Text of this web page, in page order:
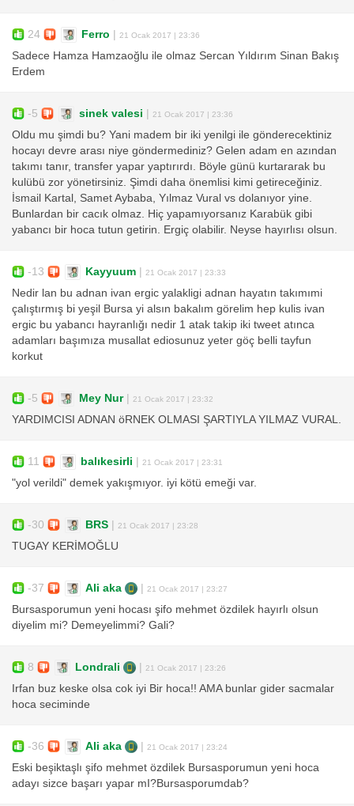
24 Ferro 21 Ocak 2017 | 23:36
Sadece Hamza Hamzaoğlu ile olmaz Sercan Yıldırım Sinan Bakış
Erdem
-5 sinek valesi 21 Ocak 2017 | 23:36
Oldu mu şimdi bu? Yani madem bir iki yenilgi ile gönderecektiniz
hocayı devre arası niye göndermediniz? Gelen adam en azından
takımı tanır, transfer yapar yaptırırdı. Böyle günü kurtararak bu
kulübü zor yönetirsiniz. Şimdi daha önemlisi kimi getireceğiniz.
İsmail Kartal, Samet Aybaba, Yılmaz Vural vs dolanıyor yine.
Bunlardan bir cacık olmaz. Hiç yapamıyorsanız Karabük gibi
yabancı bir hoca tutun getirin. Ergiç olabilir. Neyse hayırlısı olsun.
-13 Kayyuum 21 Ocak 2017 | 23:33
Nedir lan bu adnan ivan ergic yalakligi adnan hayatın takımımi
çalıştırmış bi yeşil Bursa yi alsın bakalım görelim hep kulis ivan
ergic bu yabancı hayranlığı nedir 1 atak takip iki tweet atınca
adamları başımıza musallat ediosunuz yeter göç belli tayfun
korkut
-5 Mey Nur| 21 Ocak 2017 | 23:32
YARDIMCISI ADNAN öRNEK OLMASI ŞARTIYLA YILMAZ VURAL.
11 balıkesirli 21 Ocak 2017 | 23:31
"yol verildi" demek yakışmıyor. iyi kötü emeği var.
-30 BRS 21 Ocak 2017 | 23:28
TUGAY KERİMOĞLU
-37 Ali aka 21 Ocak 2017 | 23:27
Bursasporumun yeni hocası şifo mehmet özdilek hayırlı olsun
diyelim mi? Demeyelimmi? Gali?
8 Londrali 21 Ocak 2017 | 23:26
Irfan buz keske olsa cok iyi Bir hoca!! AMA bunlar gider sacmalar
hoca seciminde
-36 Ali aka 21 Ocak 2017 | 23:24
Eski beşiktaşlı şifo mehmet özdilek Bursasporumun yeni hoca
adayı sizce başarı yapar mI?Bursasporumdab?